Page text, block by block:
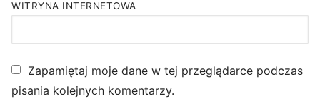
WITRYNA INTERNETOWA
Zapamiętaj moje dane w tej przeglądarce podczas
pisania kolejnych komentarzy.